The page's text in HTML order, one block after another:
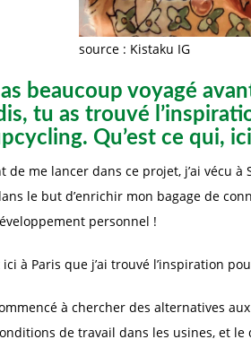
source : Kistaku IG
beaucoup voyagé
tu as trouvé
Qu’est ce qui,
de me lancer dans ce projet, j’ai vécu
le but d’enrichir mon bagage de
personnel !
ici à Paris que j’ai trouvé l’inspiration
à chercher des alternatives
de travail dans les usines, et